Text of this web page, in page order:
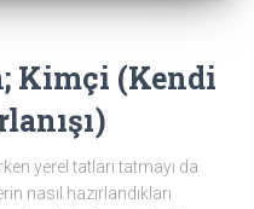
Kimçi (Kendi
yerel tatları tatmayı da
nasıl hazırlandıkları